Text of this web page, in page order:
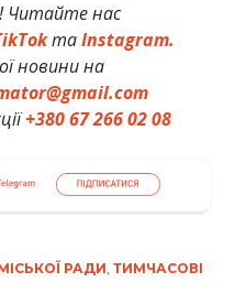
Читайте нас
таInstagram.
новини на
+380 67 266 02 08
РАДИ ТИМЧАСОВІ